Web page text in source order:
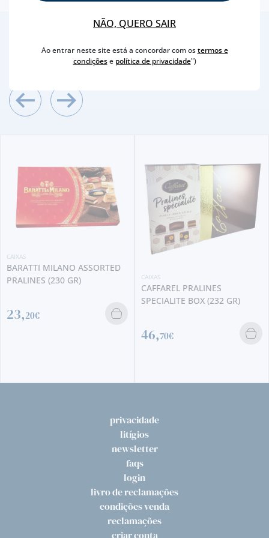
Outras Sugestões
CAIXAS
BARATTI MILANO ASSORTED
PRALINES (230 GR)
23,20€
CAIXAS
CAFFAREL PRALINES
SPECIALITE BOX (232 GR)
46,70€
privacidade
litígios
newsletter
faqs
login
livro de reclamações
condições venda
reclamações
criar conta
NÃO, QUERO SAIR
Ao entrar neste site está a concordar com ostermos e
condiçõese política de privacidade")